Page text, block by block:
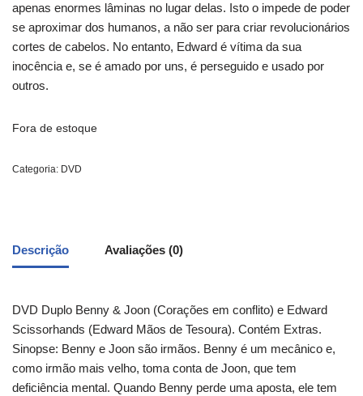
apenas enormes lâminas no lugar delas. Isto o impede de poder
se aproximar dos humanos, a não ser para criar revolucionários
cortes de cabelos. No entanto, Edward é vítima da sua
inocência e, se é amado por uns, é perseguido e usado por
outros.
Fora de estoque
Categoria: DVD
Descrição Avaliações (0)
DVD Duplo Benny & Joon (Corações em conflito) e Edward
Scissorhands (Edward Mãos de Tesoura). Contém Extras.
Sinopse: Benny e Joon são irmãos. Benny é um mecânico e,
como irmão mais velho, toma conta de Joon, que tem
deficiência mental. Quando Benny perde uma aposta, ele tem